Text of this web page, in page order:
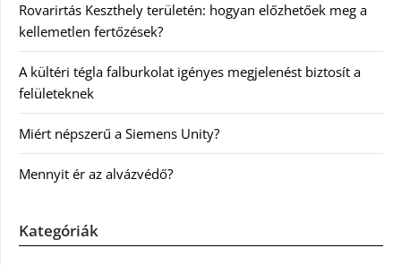
Rovarirtás Keszthely területén: hogyan előzhetőek meg a
kellemetlen fertőzések?
A kültéri tégla falburkolat igényes megjelenést biztosít a
felületeknek
Miért népszerű a Siemens Unity?
Mennyit ér az alvázvédő?
Kategóriák